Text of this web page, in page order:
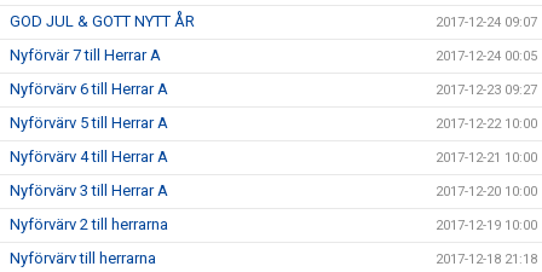
GOD JUL & GOTT NYTT ÅR 2017-12-24 09:07
Nyförvär 7 till Herrar A 2017-12-24 00:05
Nyförvärv 6 till Herrar A 2017-12-23 09:27
Nyförvärv 5 till Herrar A 2017-12-22 10:00
Nyförvärv 4 till Herrar A 2017-12-21 10:00
Nyförvärv 3 till Herrar A 2017-12-20 10:00
Nyförvärv 2 till herrarna 2017-12-19 10:00
Nyförvärv till herrarna 2017-12-18 21:18